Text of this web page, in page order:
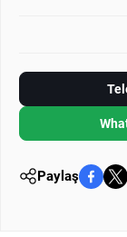
Paylaş